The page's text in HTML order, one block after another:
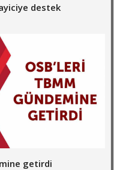
destek
getirdi